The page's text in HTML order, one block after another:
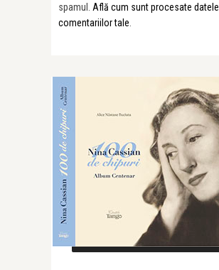
spamul. Află cum sunt procesate datele
comentariilor tale
CAUTĂ ÎN SITE